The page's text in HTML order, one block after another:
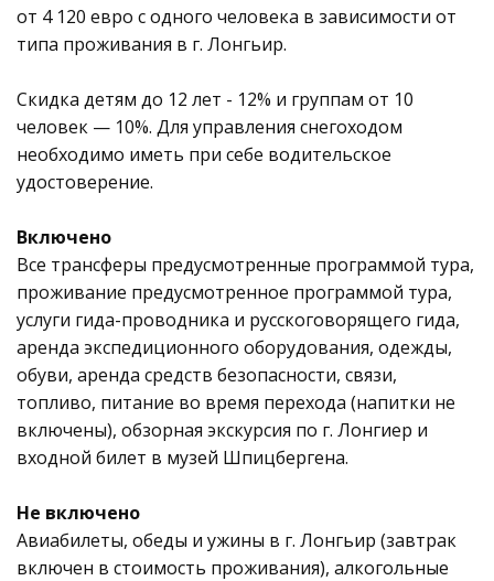
от 4 120 евро с одного человека в зависимости от
типа проживания в г. Лонгьир.
Скидка детям до 12 лет - 12% и группам от 10
человек — 10%. Для управления снегоходом
необходимо иметь при себе водительское
удостоверение.
Включено
Все трансферы предусмотренные программой тура,
проживание предусмотренное программой тура,
услуги гида-проводника и русскоговорящего гида,
аренда экспедиционного оборудования, одежды,
обуви, аренда средств безопасности, связи,
топливо, питание во время перехода (напитки не
включены), обзорная экскурсия по г. Лонгиер и
входной билет в музей Шпицбергена.
Не включено
Авиабилеты, обеды и ужины в г. Лонгьир (завтрак
включен в стоимость проживания), алкогольные